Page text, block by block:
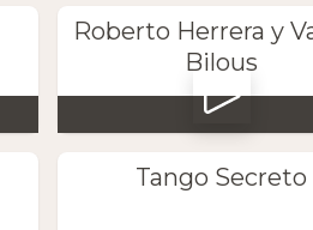
Roberto Herrera y
Bilous
Tango Secreto